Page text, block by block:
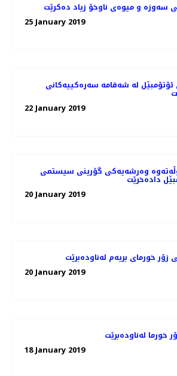
سەوزە و میوەی ناوخۆ زیاد دەكرێت
25 January 2019
له‌ شه‌قامه‌ سه‌ره‌كییه‌كانی
22 January 2019
وه‌رشه‌یه‌كی گۆرینی سیستمی
20 January 2019
20 January 2019
خورما له‌ناوده‌برێت
18 January 2019